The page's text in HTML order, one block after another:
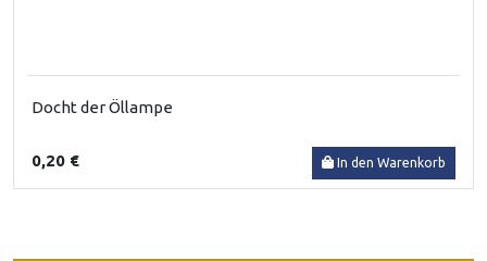
Docht der Öllampe
0,20 € In den Warenkorb